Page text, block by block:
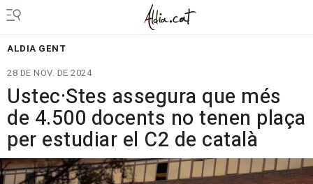
ALDIA GENT
28 DE NOV. DE 2024
Ustec·Stes assegura que més
de 4.500 docents no tenen plaça
per estudiar el C2 de català